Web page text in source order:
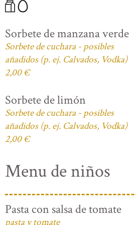
Sorbete de manzana verde
Sorbete de cuchara - posibles
añadidos (p. ej. Calvados, Vodka)
2,00 €
Sorbete de limón
Sorbete de cuchara - posibles
añadidos (p. ej. Calvados, Vodka)
2,00 €
Menu de niños
Pasta con salsa de tomate
pasta y tomate